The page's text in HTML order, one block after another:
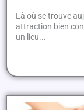
Là où se trouve
attraction bien
un lieu...